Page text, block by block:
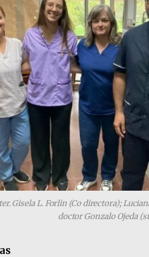
Gisela L. Forlin (Co directora);
doctor Gonzalo Ojeda